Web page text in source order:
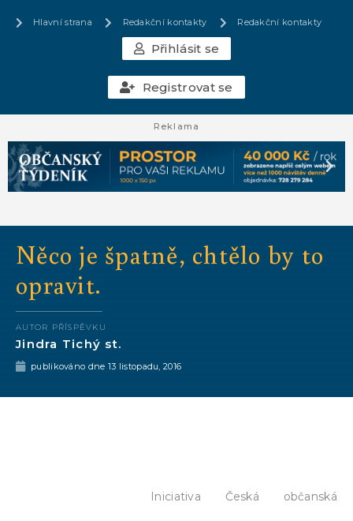
Hlavní strana Redakční kontakty Redakční kontakty
Přihlásit se
Registrovat se
Reklama
Něco je špatně, chtělo by to
opravit.
AUTOR PŘÍSPĚVKU
Jindra Tichý st.
publikováno dne 13 listopadu, 2016
Iniciativa Česká občanská